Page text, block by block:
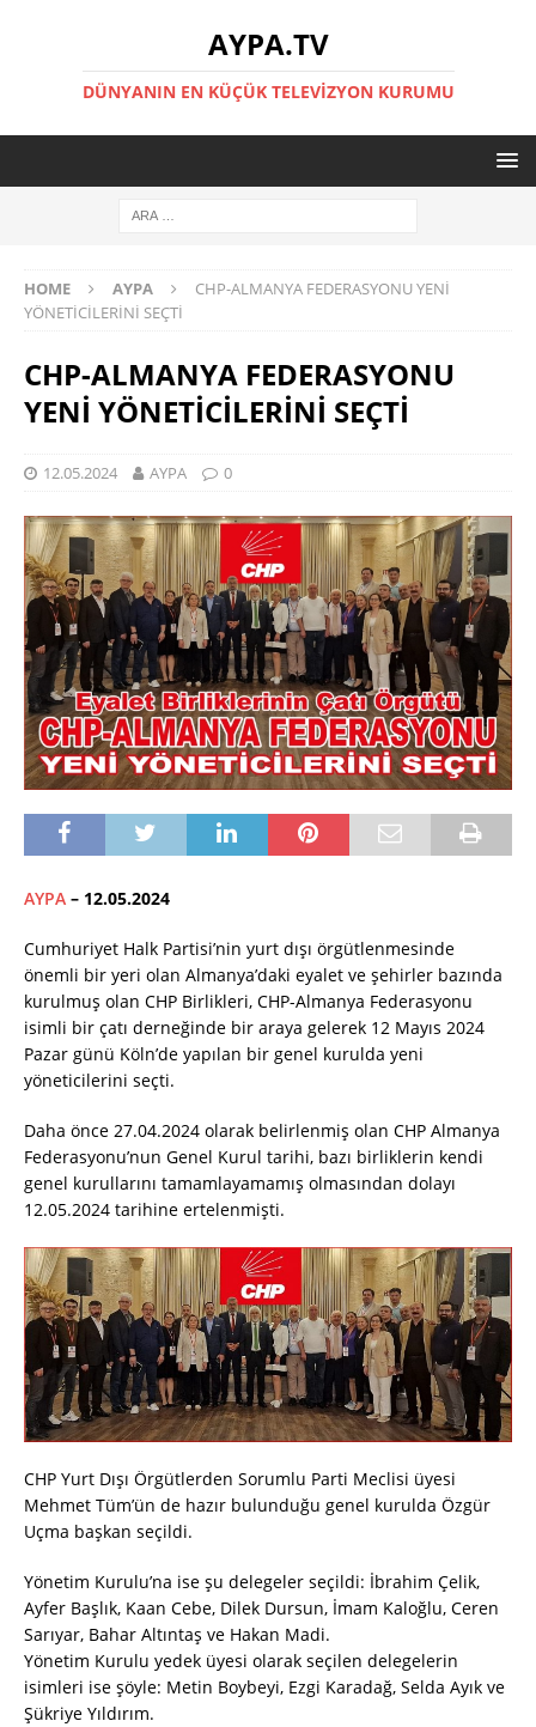
AYPA.TV
DÜNYANIN EN KÜÇÜK TELEVIZYON KURUMU
HOME AYPA
CHP-ALMANYA FEDERASYONU YENİ
YÖNETİCİLERİNİ SEÇTİ
CHP-ALMANYA FEDERASYONU
YENİ YÖNETİCİLERİNİ SEÇTİ
12.05.2024 AYPA 0
AYPA – 12.05.2024
Cumhuriyet Halk Partisi’nin yurt dışı örgütlenmesinde
önemli bir yeri olan Almanya’daki eyalet ve şehirler bazında
kurulmuş olan CHP Birlikleri, CHP-Almanya Federasyonu
isimli bir çatı derneğinde bir araya gelerek 12 Mayıs 2024
Pazar günü Köln’de yapılan bir genel kurulda yeni
yöneticilerini seçti.
Daha önce 27.04.2024 olarak belirlenmiş olan CHP Almanya
Federasyonu’nun Genel Kurul tarihi, bazı birliklerin kendi
genel kurullarını tamamlayamamış olmasından dolayı
12.05.2024 tarihine ertelenmişti.
CHP Yurt Dışı Örgütlerden Sorumlu Parti Meclisi üyesi
Mehmet Tüm’ün de hazır bulunduğu genel kurulda Özgür
Uçma başkan seçildi.
Yönetim Kurulu’na ise şu delegeler seçildi: İbrahim Çelik,
Ayfer Başlık, Kaan Cebe, Dilek Dursun, İmam Kaloğlu, Ceren
Sarıyar, Bahar Altıntaş ve Hakan Madi.
Yönetim Kurulu yedek üyesi olarak seçilen delegelerin
isimleri ise şöyle: Metin Boybeyi, Ezgi Karadağ, Selda Ayık ve
Şükriye Yıldırım.